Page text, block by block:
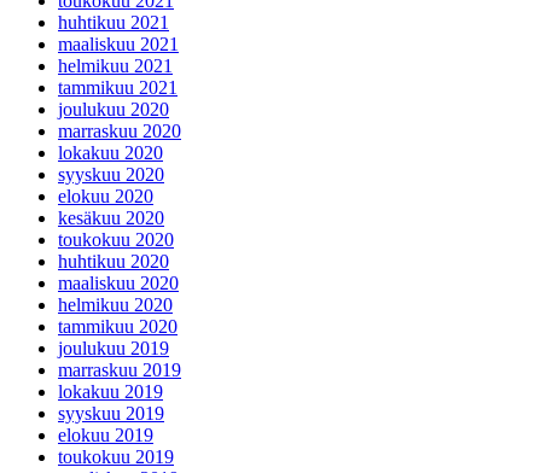
huhtikuu 2021
maaliskuu 2021
helmikuu 2021
tammikuu 2021
joulukuu 2020
marraskuu 2020
lokakuu 2020
syyskuu 2020
elokuu 2020
kesäkuu 2020
toukokuu 2020
huhtikuu 2020
maaliskuu 2020
helmikuu 2020
tammikuu 2020
joulukuu 2019
marraskuu 2019
lokakuu 2019
syyskuu 2019
elokuu 2019
toukokuu 2019